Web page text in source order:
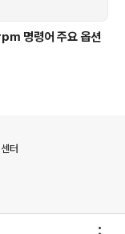
명령어 주요 옵션
터